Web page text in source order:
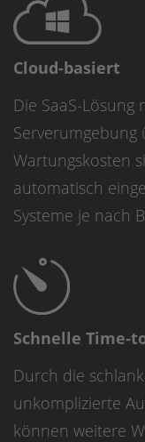
Cloud-basiert
Die SaaS-Lösung
Serverumgebung
Wartungskosten
automatisch
Systeme je nach
Schnelle Time-
Durch die
unkomplizierte
können weitere